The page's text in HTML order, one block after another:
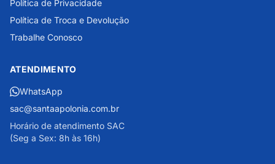
Política de Privacidade
Política de Troca e Devolução
Trabalhe Conosco
ATENDIMENTO
WhatsApp
sac@santaapolonia.com.br
Horário de atendimento SAC
(Seg a Sex: 8h às 16h)